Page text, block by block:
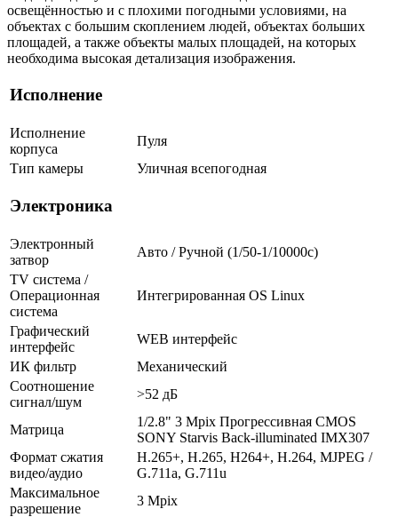
освещённостью и с плохими погодными условиями, на
объектах с большим скоплением людей, объектах больших
площадей, а также объекты малых площадей, на которых
необходима высокая детализация изображения.
Исполнение
Исполнение
корпуса
Пуля
Тип камеры
Уличная всепогодная
Электроника
Электронный
затвор
Авто / Ручной (1/50-1/10000c)
TV система /
Операционная
система
Интегрированная OS Linux
Графический
интерфейс
WEB интерфейс
ИК фильтр
Механический
Соотношение
сигнал/шум
>52 дБ
Матрица
1/2.8" 3 Mpix Прогрессивная CMOS
SONY Starvis Back-illuminated IMX307
Формат сжатия
видео/аудио
H.265+, H.265, H264+, H.264, MJPEG /
G.711a, G.711u
Максимальное
разрешение
3 Mpix